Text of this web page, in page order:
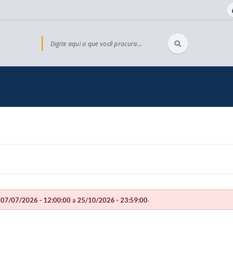
Digite aqui o que você procura...
07/07/2026 - 12:00:00a 25/10/2026 - 23:59:00.